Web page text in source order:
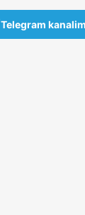
Telegram